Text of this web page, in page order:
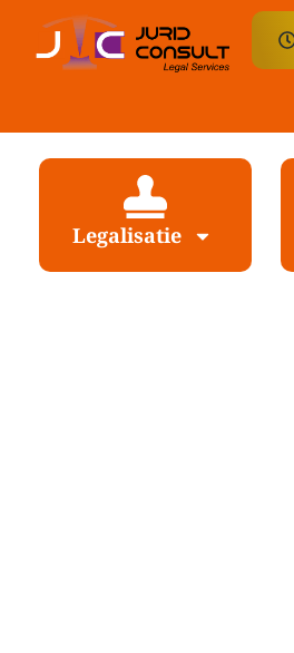
Legalisatie